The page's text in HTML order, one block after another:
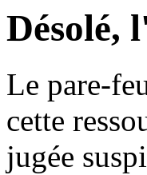
Désolé,
Le pare-
cette
jugée